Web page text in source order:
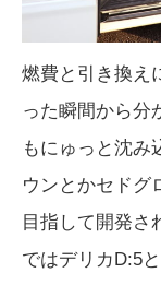
燃費と引き換え
った瞬間から分
もにゅっと沈み
ウンとかセドグ
目指して開発さ
ではデリカD:5